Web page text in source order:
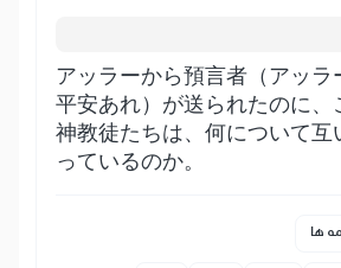
アッラーから預言者（アッラ
平安あれ）が送られたのに、
神教徒たちは、何について互
っているのか。
ها